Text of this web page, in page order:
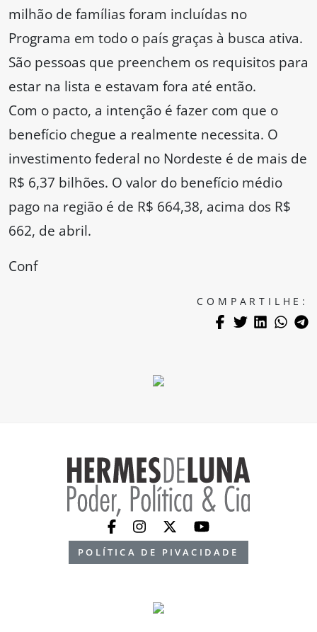
milhão de famílias foram incluídas no
Programa em todo o país graças à busca ativa.
São pessoas que preenchem os requisitos para
estar na lista e estavam fora até então.
Com o pacto, a intenção é fazer com que o
benefício chegue a realmente necessita. O
investimento federal no Nordeste é de mais de
R$ 6,37 bilhões. O valor do benefício médio
pago na região é de R$ 664,38, acima dos R$
662, de abril.
Conf
COMPARTILHE:
POLÍTICA DE PIVACIDADE